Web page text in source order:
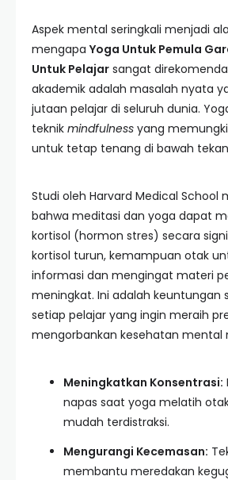
Aspek mental seringkali menjadi
mengapa Yoga Untuk Pemula
Untuk Pelajar sangat
akademik adalah masalah nyata
jutaan pelajar di seluruh dunia.
teknik mindfulness yang
untuk tetap tenang di bawah
Studi oleh Harvard Medical School
bahwa meditasi dan yoga dapat
kortisol (hormon stres) secara
kortisol turun, kemampuan otak
informasi dan mengingat materi
meningkat. Ini adalah keuntungan
setiap pelajar yang ingin meraih
mengorbankan kesehatan mental
Meningkatkan Konsentrasi:
napas saat yoga melatih
mudah terdistraksi.
Mengurangi Kecemasan:
membantu meredakan